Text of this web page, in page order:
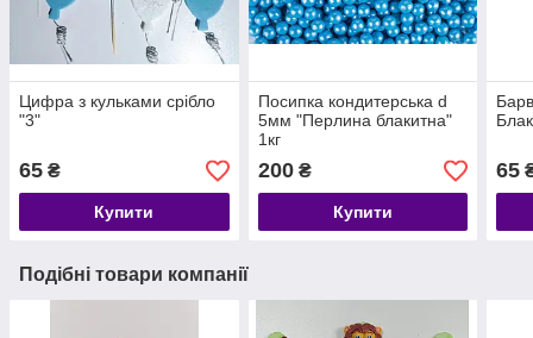
Цифра з кульками срібло
"3"
65 ₴
Купити
Посипка кондитерська d
5мм "Перлина блакитна"
1кг
200₴
Купити
65
Подібні товари компанії